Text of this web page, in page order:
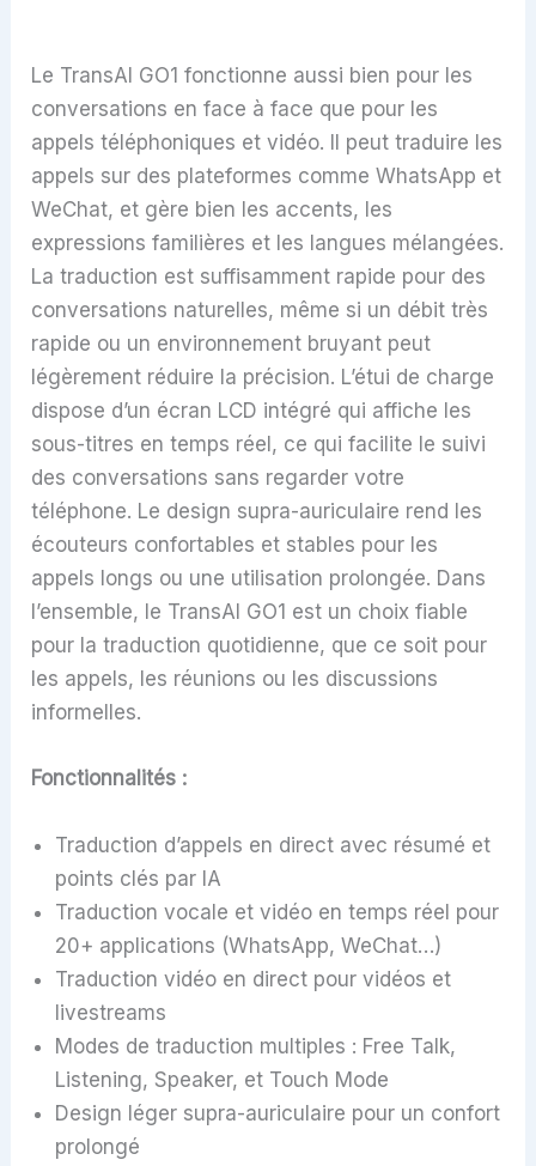
Le TransAI GO1 fonctionne aussi bien pour les
conversations en face à face que pour les
appels téléphoniques et vidéo. Il peut traduire les
appels sur des plateformes comme WhatsApp et
WeChat, et gère bien les accents, les
expressions familières et les langues mélangées.
La traduction est suffisamment rapide pour des
conversations naturelles, même si un débit très
rapide ou un environnement bruyant peut
légèrement réduire la précision. L’étui de charge
dispose d’un écran LCD intégré qui affiche les
sous-titres en temps réel, ce qui facilite le suivi
des conversations sans regarder votre
téléphone. Le design supra-auriculaire rend les
écouteurs confortables et stables pour les
appels longs ou une utilisation prolongée. Dans
l’ensemble, le TransAI GO1 est un choix fiable
pour la traduction quotidienne, que ce soit pour
les appels, les réunions ou les discussions
informelles.
Fonctionnalités :
Traduction d’appels en direct avec résumé et
points clés par IA
Traduction vocale et vidéo en temps réel pour
20+ applications (WhatsApp, WeChat…)
Traduction vidéo en direct pour vidéos et
livestreams
Modes de traduction multiples : Free Talk,
Listening, Speaker, et Touch Mode
Design léger supra-auriculaire pour un confort
prolongé